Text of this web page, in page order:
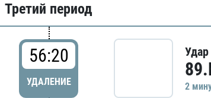
Третий период
56:20
УДАЛЕНИЕ 2